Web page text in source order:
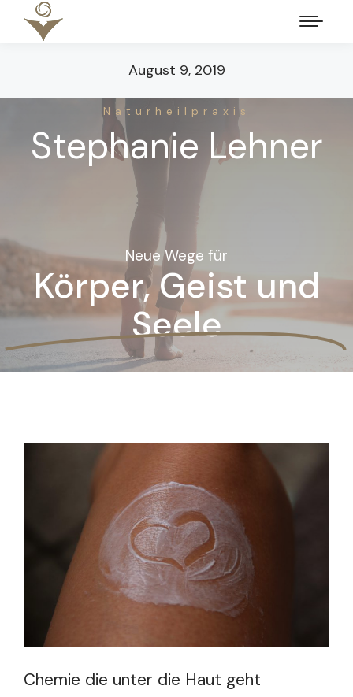
August 9, 2019
Naturheilpraxis
Stephanie Lehner
Neue Wege für
Körper, Geist und
Seele
Chemie die unter die Haut geht